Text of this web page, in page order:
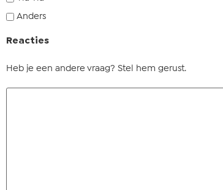
Anders
Reacties
Heb je een andere vraag? Stel hem gerust.